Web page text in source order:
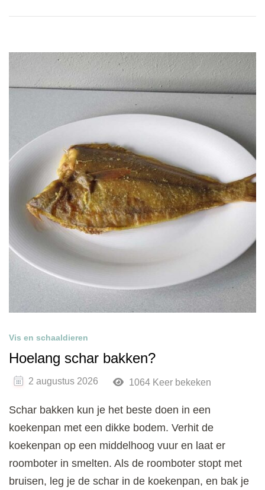
Vis en schaaldieren
Hoelang schar bakken?
2 augustus 2026 1064 Keer bekeken
Schar bakken kun je het beste doen in een
koekenpan met een dikke bodem. Verhit de
koekenpan op een middelhoog vuur en laat er
roomboter in smelten. Als de roomboter stopt met
bruisen, leg je de schar in de koekenpan, en bak je